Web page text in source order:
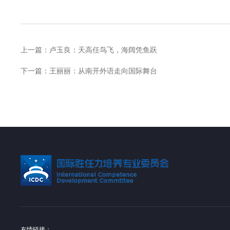
上一篇： 卢玉良：天高任鸟飞，海阔凭鱼跃
下一篇： 王丽丽：从南开外语走向国际舞台